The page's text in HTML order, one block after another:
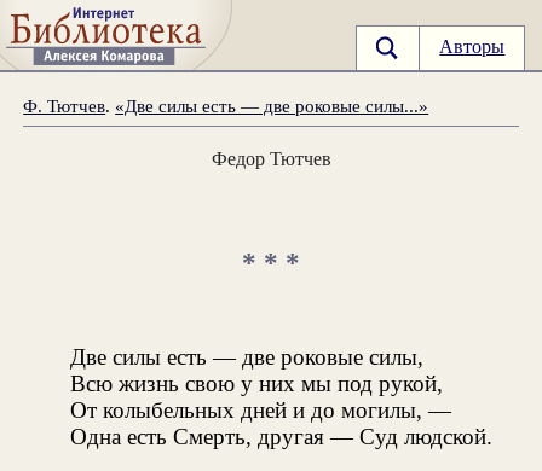
Авторы
Ф. Тютчев. «Две силы есть — две роковые силы...»
Федор Тютчев
* * *
Две силы есть — две роковые силы,
Всю жизнь свою у них мы под рукой,
От колыбельных дней и до могилы, —
Одна есть Смерть, другая — Суд людской.